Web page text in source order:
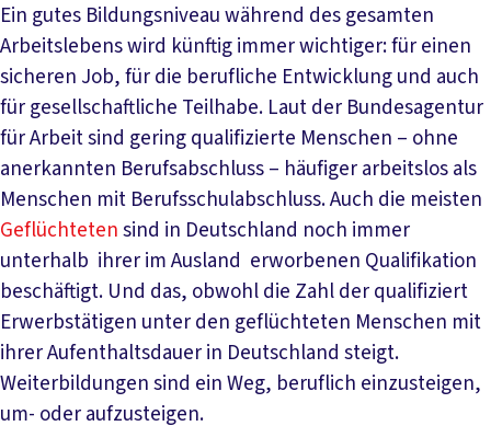
Ein gutes Bildungsniveau während des gesamten
Arbeitslebens wird künftig immer wichtiger: für einen
sicheren Job, für die berufliche Entwicklung und auch
für gesellschaftliche Teilhabe. Laut der Bundesagentur
für Arbeit sind gering qualifizierte Menschen – ohne
anerkannten Berufsabschluss – häufiger arbeitslos als
Menschen mit Berufsschulabschluss. Auch die meisten
Geflüchtetensind in Deutschland noch immer
unterhalb ihrer im Ausland erworbenen Qualifikation
beschäftigt. Und das, obwohl die Zahl der qualifiziert
Erwerbstätigen unter den geflüchteten Menschen mit
ihrer Aufenthaltsdauer in Deutschland steigt.
Weiterbildungen sind ein Weg, beruflich einzusteigen,
um- oder aufzusteigen.